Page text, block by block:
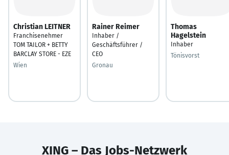
Christian LEITNER
Franchisenehmer
TOM TAILOR + BETTY
BARCLAY STORE - EZE
Wien
Rainer Reimer
Inhaber /
Geschäftsführer /
CEO
Gronau
Thomas
Hagelstein
Inhaber
Tönisvorst
XING – Das Jobs-Netzwerk